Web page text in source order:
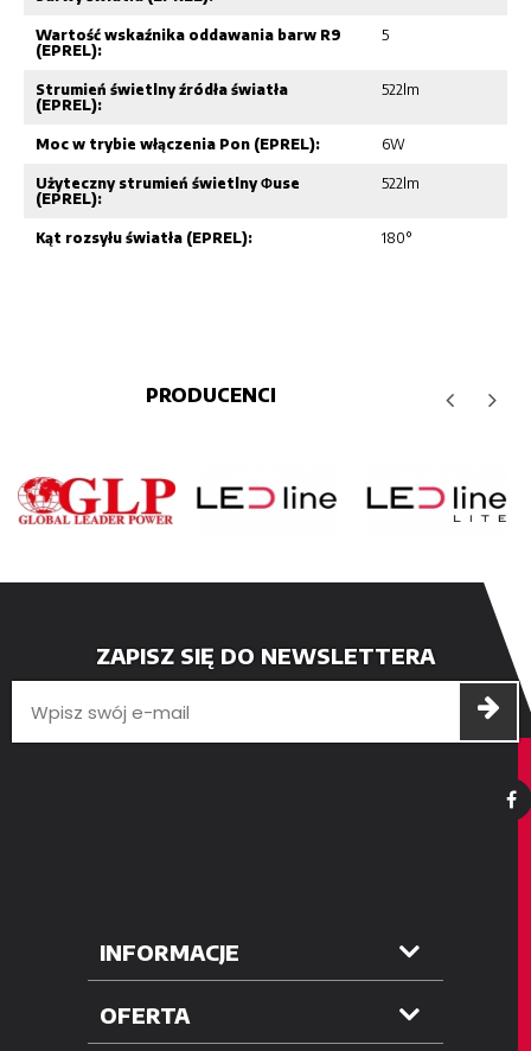
Wartość wskaźnika oddawania barw R9
(EPREL):
5
Strumień świetlny źródła światła
(EPREL):
522lm
Moc w trybie włączenia Pon (EPREL): 6W
Użyteczny strumień świetlny Φuse
(EPREL):
522lm
Kąt rozsyłu światła (EPREL): 180°
PRODUCENCI
ZAPISZ SIĘ DO NEWSLETTERA
INFORMACJE
OFERTA